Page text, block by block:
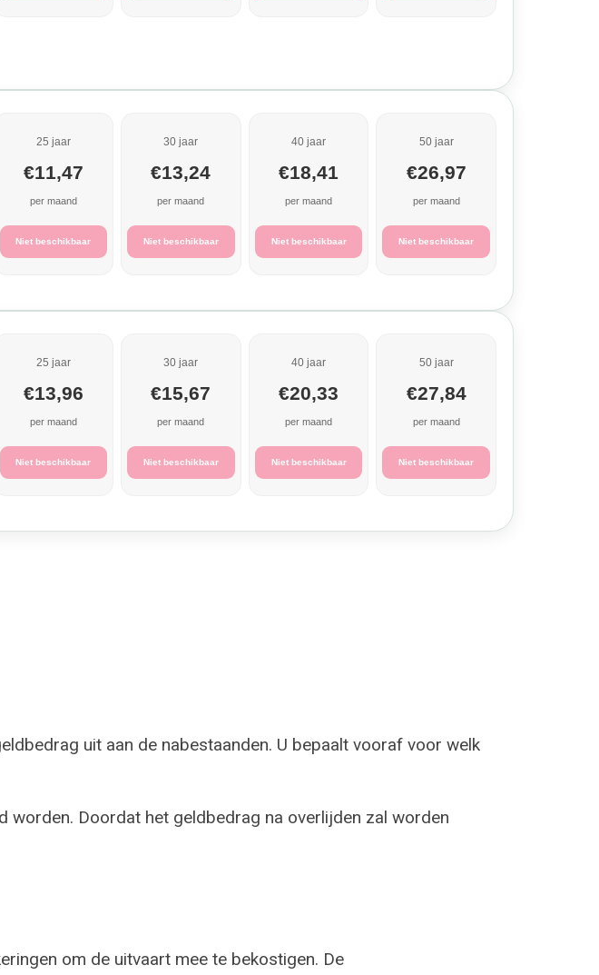
25 jaar
€11,47
per maand
Niet beschikbaar
30 jaar
€13,24
per maand
Niet beschikbaar
40 jaar
€18,41
per maand
Niet beschikbaar
50 jaar
€26,97
per maand
Niet beschikbaar
25 jaar
€13,96
per maand
Niet beschikbaar
30 jaar
€15,67
per maand
Niet beschikbaar
40 jaar
€20,33
per maand
Niet beschikbaar
50 jaar
€27,84
per maand
Niet beschikbaar
uit aan de nabestaanden. U bepaalt vooraf voor welk
Doordat het geldbedrag na overlijden zal worden
om de uitvaart mee te bekostigen. De